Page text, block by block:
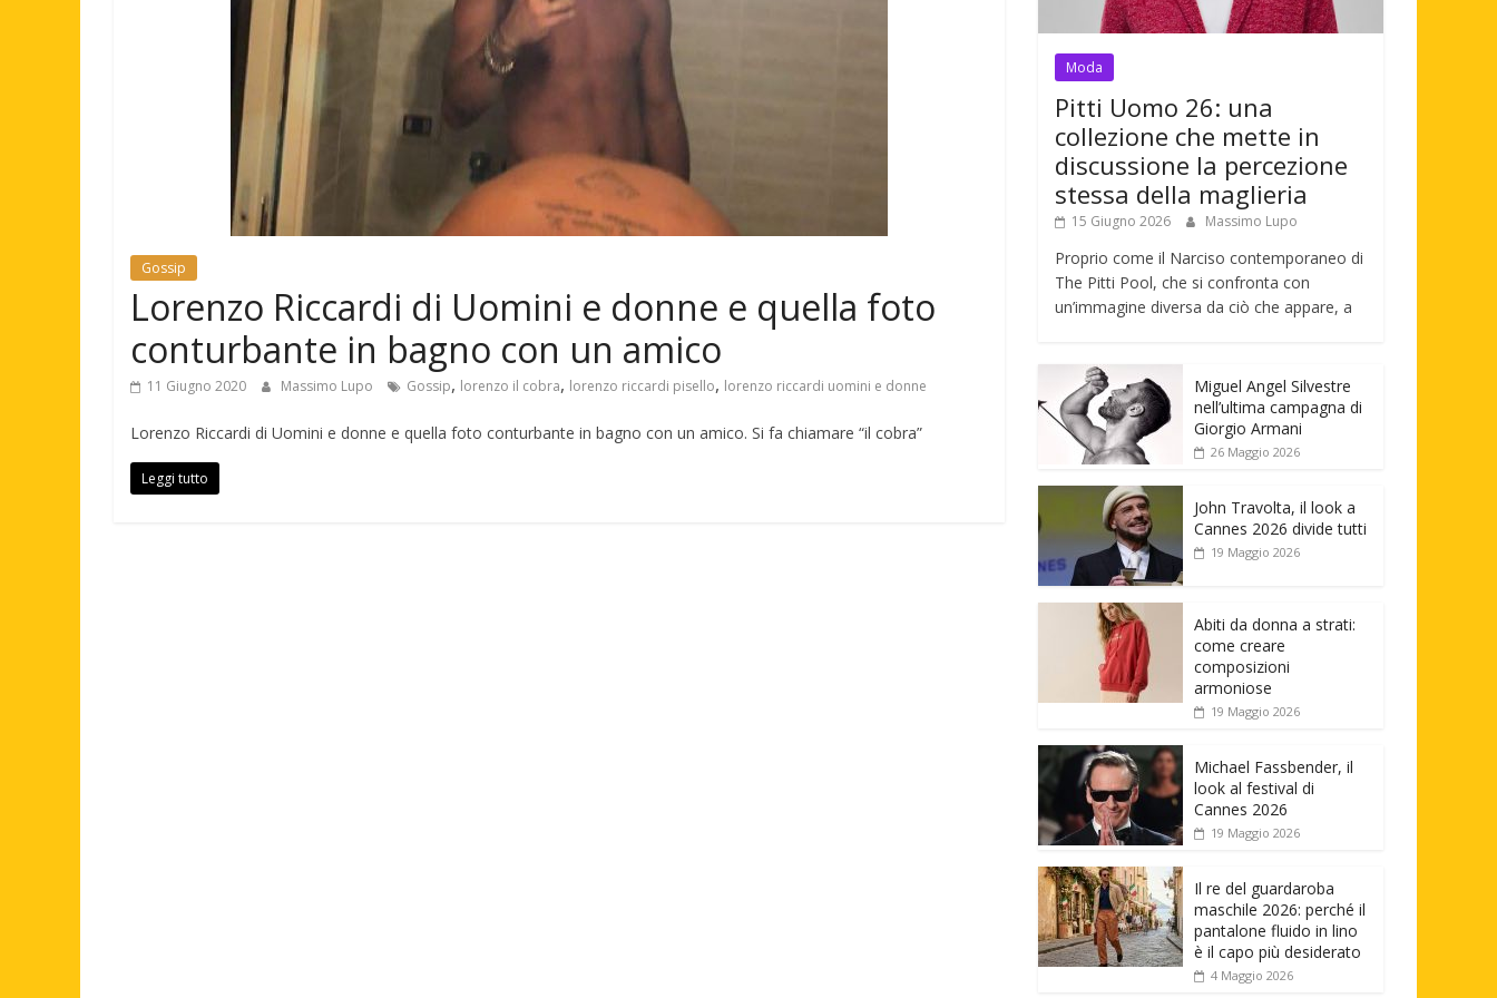
Gossip
Lorenzo Riccardi di Uomini e donne e quella foto
conturbante in bagno con un amico
11 Giugno 2020 Massimo Lupo Gossip, lorenzo il cobra, lorenzo riccardi pisello, lorenzo riccardi uomini e donne
Lorenzo Riccardi di Uomini e donne e quella foto conturbante in bagno con un amico. Si fa chiamare “il cobra”
Leggi tutto
Moda
Pitti Uomo 26: una
collezione che mette in
discussione la percezione
stessa della maglieria
15 Giugno 2026 Massimo Lupo
Proprio come il Narciso contemporaneo di
The Pitti Pool, che si confronta con
un’immagine diversa da ciò che appare, a
Miguel Angel Silvestre
nell’ultima campagna di
Giorgio Armani
26 Maggio 2026
John Travolta, il look a
Cannes 2026 divide tutti
19 Maggio 2026
Abiti da donna a strati:
come creare
composizioni
armoniose
19 Maggio 2026
Michael Fassbender, il
look al festival di
Cannes 2026
19 Maggio 2026
Il re del guardaroba
maschile 2026: perché il
pantalone fluido in lino
è il capo più desiderato
4 Maggio 2026